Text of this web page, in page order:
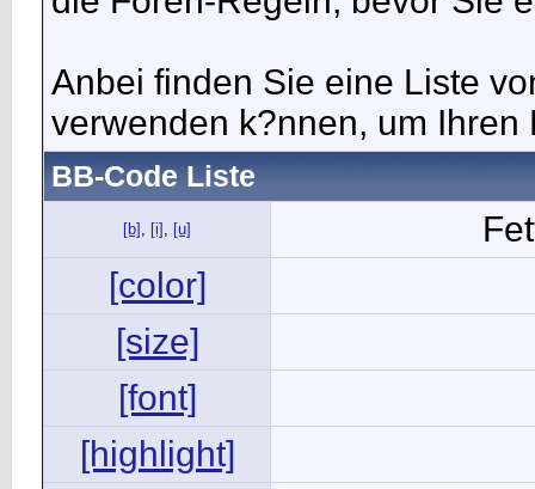
Anbei finden Sie eine Liste
verwenden k?nnen, um Ihren
BB-Code Liste
[b] , [i] , [u]
[color]
[size]
[font]
[highlight]